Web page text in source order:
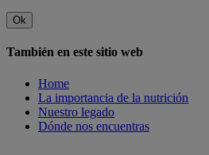
Ok
También en este sitio web
Home
La importancia de la nutrición
Nuestro legado
Dónde nos encuentras